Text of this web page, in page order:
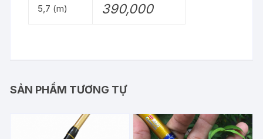
5,7 (m) 390,000
SẢN PHẨM TƯƠNG TỰ